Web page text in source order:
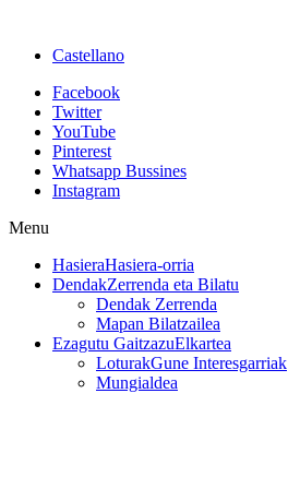
Castellano
Facebook
Twitter
YouTube
Pinterest
Whatsapp Bussines
Instagram
Menu
HasieraHasiera-orria
DendakZerrenda eta Bilatu
Dendak Zerrenda
Mapan Bilatzailea
Ezagutu GaitzazuElkartea
LoturakGune Interesgarriak
Mungialdea